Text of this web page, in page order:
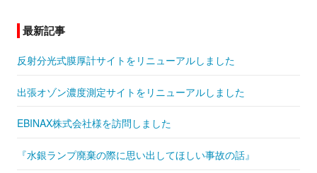
最新記事
反射分光式膜厚計サイトをリニューアルしました
出張オゾン濃度測定サイトをリニューアルしました
EBINAX株式会社様を訪問しました
『水銀ランプ廃棄の際に思い出してほしい事故の話』